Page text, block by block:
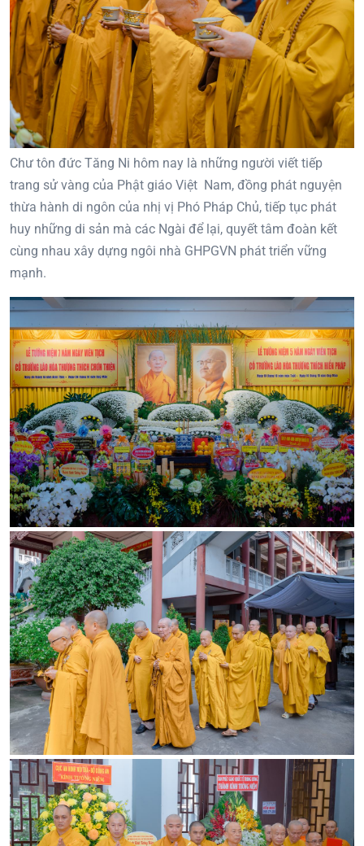
Chư tôn đức Tăng Ni hôm nay là những người viết tiếp
trang sử vàng của Phật giáo Việt Nam, đồng phát nguyện
thừa hành di ngôn của nhị vị Phó Pháp Chủ, tiếp tục phát
huy những di sản mà các Ngài để lại, quyết tâm đoàn kết
cùng nhau xây dựng ngôi nhà GHPGVN phát triển vững
mạnh.